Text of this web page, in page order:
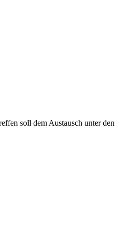
soll dem Austausch unter den